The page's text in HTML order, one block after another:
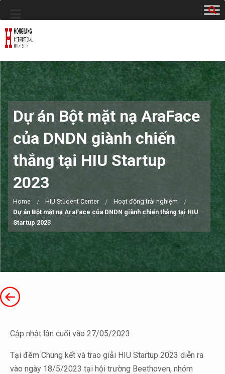
Dự án Bột mặt nạ AraFace
của DNDN giành chiến
thắng tại HIU Startup
2023
Home HIU Student Center
Hoạt động trải nghiệm
Dự án Bột mặt nạ AraFace của DNDN giành chiến thắng tại HIU
Startup 2023
Cập nhật lần cuối vào 27/05/2023
Tại đêm Chung kết và trao giải HIU Startup 2023 diễn ra
vào ngày 18/5/2023 tại hội trường Beethoven, nhóm